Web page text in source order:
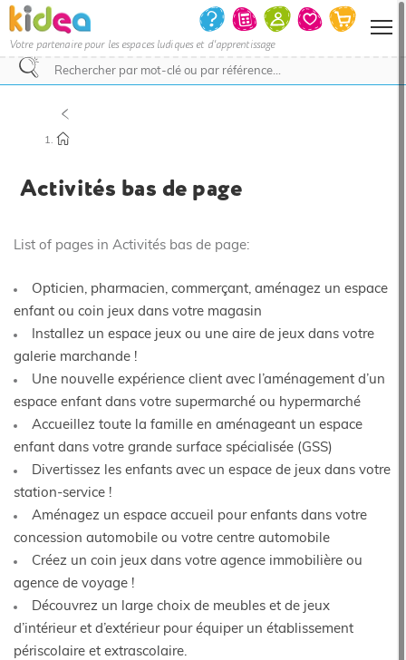
Votre partenaire pour les espaces ludiques et d'apprentissage
invitons
service
commercial
si
d’achat
bénéficie
d’une
remise
et
le
délai
de
livraison.
Activités bas de page
List of pages in Activités bas de page:
Opticien, pharmacien, commerçant, aménagez un espace
enfant ou coin jeux dans votre magasin
Installez un espace jeux ou une aire de jeux dans votre
galerie marchande !
Une nouvelle expérience client avec l’aménagement d’un
espace enfant dans votre supermarché ou hypermarché
Accueillez toute la famille en aménageant un espace
enfant dans votre grande surface spécialisée (GSS)
Divertissez les enfants avec un espace de jeux dans votre
station-service !
Aménagez un espace accueil pour enfants dans votre
concession automobile ou votre centre automobile
Créez un coin jeux dans votre agence immobilière ou
agence de voyage !
Découvrez un large choix de meubles et de jeux
d’intérieur et d’extérieur pour équiper un établissement
périscolaire et extrascolaire.